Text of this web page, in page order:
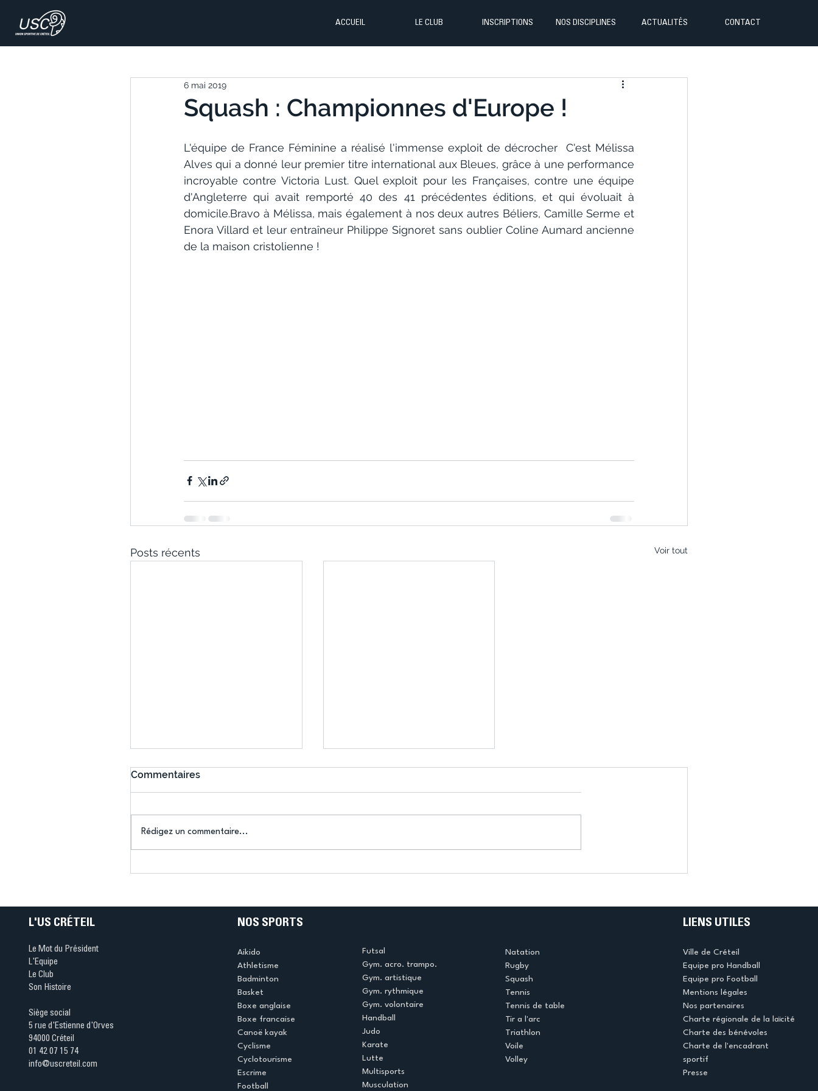
ACCUEIL LE CLUB INSCRIPTIONS NOS DISCIPLINES ACTUALITÉS CONTACT
Squash : Championnes d'Europe !
6 mai 2019
L'équipe de France Féminine a réalisé l'immense exploit de décrocher  C'est Mélissa
Alves qui a donné leur premier titre international aux Bleues, grâce à une performance
incroyable contre Victoria Lust. Quel exploit pour les Françaises, contre une équipe
d'Angleterre qui avait remporté 40 des 41 précédentes éditions, et qui évoluait à
domicile.Bravo à Mélissa, mais également à nos deux autres Béliers, Camille Serme et
Enora Villard et leur entraîneur Philippe Signoret sans oublier Coline Aumard ancienne
de la maison cristolienne !
Posts récents Voir tout
Ping ? Quand le tennis de
termine la saison en
Commentaires
Rédigez un commentaire...
L'US CRÉTEIL
Le Mot du Président
L'Equipe
Le Club
Son Histoire
Siège social
5 rue d'Estienne d'Orves
94000 Créteil
01 42 07 15 74
info@uscreteil.com
NOS SPORTS
Aikido
Athletisme
Badminton
Basket
Boxe anglaise
Boxe francaise
Canoë kayak
Cyclisme
Cyclotourisme
Escrime
Football
Futsal
Gym. acro. trampo.
Gym. artistique
Gym. rythmique
Gym. volontaire
Handball
Judo
Karate
Lutte
Multisports
Musculation
Natation
Rugby
Squash
Tennis
Tennis de table
Tir a l'arc
Triathlon
Voile
Volley
LIENS UTILES
Ville de Créteil
Equipe pro Handball
Equipe pro Football
Mentions légales
Nos partenaires
Charte régionale de la laïcité
Charte des bénévoles
Charte de l'encadrant
sportif
Presse